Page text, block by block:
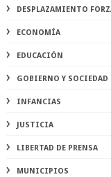
DESPLAZAMIENTO
ECONOMÍA
EDUCACIÓN
GOBIERNO Y SOCIEDAD
INFANCIAS
JUSTICIA
LIBERTAD DE PRENSA
MUNICIPIOS